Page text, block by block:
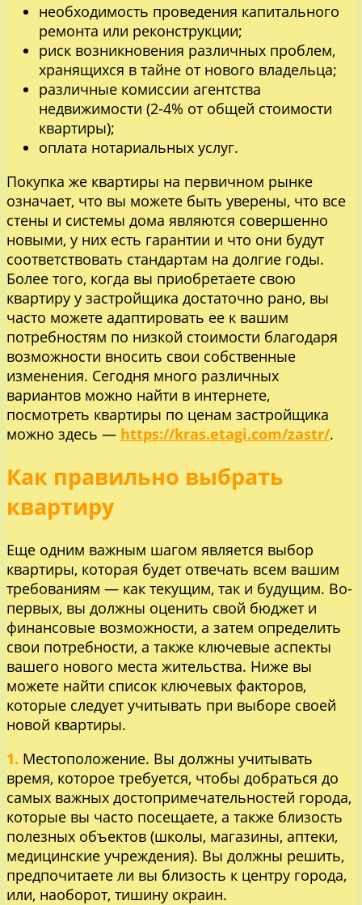
необходимость проведения капитального
ремонта или реконструкции;
риск возникновения различных проблем,
хранящихся в тайне от нового владельца;
различные комиссии агентства
недвижимости (2-4% от общей стоимости
квартиры);
оплата нотариальных услуг.
Покупка же квартиры на первичном рынке
означает, что вы можете быть уверены, что все
стены и системы дома являются совершенно
новыми, у них есть гарантии и что они будут
соответствовать стандартам на долгие годы.
Более того, когда вы приобретаете свою
квартиру у застройщика достаточно рано, вы
часто можете адаптировать ее к вашим
потребностям по низкой стоимости благодаря
возможности вносить свои собственные
изменения. Сегодня много различных
вариантов можно найти в интернете,
посмотреть квартиры по ценам застройщика
можно здесь — https://kras.etagi.com/zastr/.
Как правильно выбрать
квартиру
Еще одним важным шагом является выбор
квартиры, которая будет отвечать всем вашим
требованиям — как текущим, так и будущим. Во-
первых, вы должны оценить свой бюджет и
финансовые возможности, а затем определить
свои потребности, а также ключевые аспекты
вашего нового места жительства. Ниже вы
можете найти список ключевых факторов,
которые следует учитывать при выборе своей
новой квартиры.
1. Местоположение. Вы должны учитывать
время, которое требуется, чтобы добраться до
самых важных достопримечательностей города,
которые вы часто посещаете, а также близость
полезных объектов (школы, магазины, аптеки,
медицинские учреждения). Вы должны решить,
предпочитаете ли вы близость к центру города,
или, наоборот, тишину окраин.